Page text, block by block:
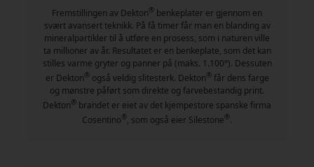
Fremstillingen av Dekton ® benkeplater er gjennom en
svært avansert teknikk. På få timer får man en blanding av
mineralpartikler til å utføre en prosess, som i naturen ville
ta millioner av år. Resultatet er en benkeplate, som det kan
stilles varme gryter og panner på (maks. 1.100°). Dessuten
er Dekton ®også veldig slitesterk. Dekton ®får dens farge
og mønstre påført som direkte og farvebestandig print.
Dekton ® brandet er eiet av det kjempestore spanske firma
Cosentino ®, som også eier Silestone ®.